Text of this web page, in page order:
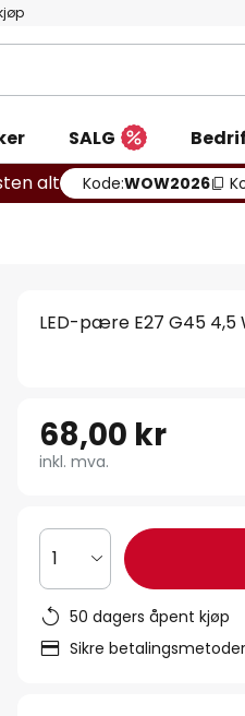
SALG
alt Kode:WOW2026
LED-pære E27 G45
68,00 kr
inkl. mva.
1
50 dagers åpent kjøp
Sikre betalingsmetoder